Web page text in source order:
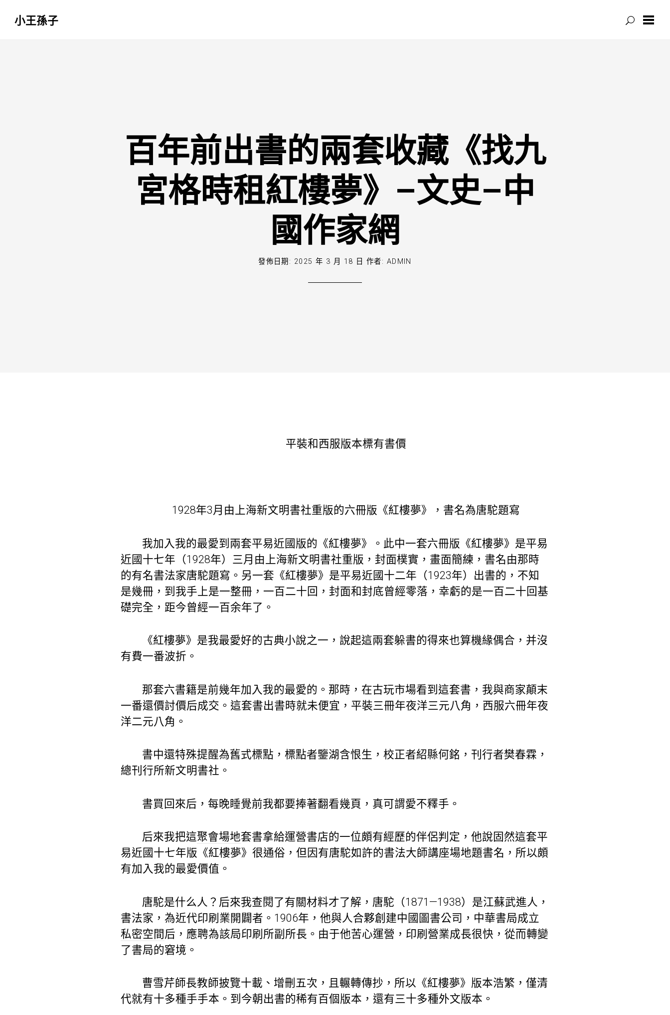
小王孫子
百年前出書的兩套收藏《找九
宮格時租紅樓夢》–文史–中
國作家網
發佈日期: 2025 年 3 月 18 日 作者: ADMIN
平裝和西服版本標有書價
1928年3月由上海新文明書社重版的六冊版《紅樓夢》，書名為唐駝題寫
我加入我的最愛到兩套平易近國版的《紅樓夢》。此中一套六冊版《紅樓夢》是平易
近國十七年（1928年）三月由上海新文明書社重版，封面樸實，畫面簡練，書名由那時
的有名書法家唐駝題寫。另一套《紅樓夢》是平易近國十二年（1923年）出書的，不知
是幾冊，到我手上是一整冊，一百二十回，封面和封底曾經零落，幸虧的是一百二十回基
礎完全，距今曾經一百余年了。
《紅樓夢》是我最愛好的古典小說之一，說起這兩套躲書的得來也算機緣偶合，并沒
有費一番波折。
那套六書籍是前幾年加入我的最愛的。那時，在古玩市場看到這套書，我與商家顛末
一番還價討價后成交。這套書出書時就未便宜，平裝三冊年夜洋三元八角，西服六冊年夜
洋二元八角。
書中還特殊提醒為舊式標點，標點者鑒湖含恨生，校正者紹縣何銘，刊行者樊春霖，
總刊行所新文明書社。
書買回來后，每晚睡覺前我都要捧著翻看幾頁，真可謂愛不釋手。
后來我把這聚會場地套書拿給運營書店的一位頗有經歷的伴侶判定，他說固然這套平
易近國十七年版《紅樓夢》很通俗，但因有唐駝如許的書法大師講座場地題書名，所以頗
有加入我的最愛價值。
唐駝是什么人？后來我查閱了有關材料才了解，唐駝（1871—1938）是江蘇武進人，
書法家，為近代印刷業開闢者。1906年，他與人合夥創建中國圖書公司，中華書局成立
私密空間 后，應聘為該局印刷所副所長。由于他苦心運營，印刷營業成長很快，從而轉變
了書局的窘境。
曹雪芹師長教師披覽十載、增刪五次，且輾轉傳抄，所以《紅樓夢》版本浩繁，僅清
代就有十多種手手本。到今朝出書的稀有百個版本，還有三十多種外文版本。